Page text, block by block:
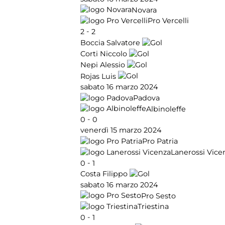
Novara
Pro Vercelli
2 - 2
Boccia Salvatore
Corti Niccolo
Nepi Alessio
Rojas Luis
sabato 16 marzo 2024
Padova
Albinoleffe
0 - 0
venerdì 15 marzo 2024
Pro Patria
Lanerossi
0 - 1
Costa Filippo
sabato 16 marzo 2024
Pro Sesto
Triestina
0 - 1